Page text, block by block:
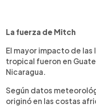
La fuerza de Mitch
El mayor impacto de
tropical fueron en
Nicaragua.
Según datos
originó en las costas